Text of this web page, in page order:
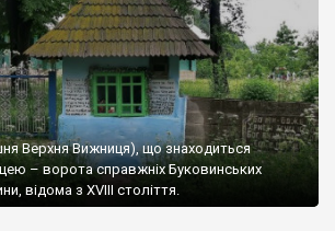
Верхня Вижниця), що знаходиться
– ворота справжніх Буковинських
відома з ХVIII століття.